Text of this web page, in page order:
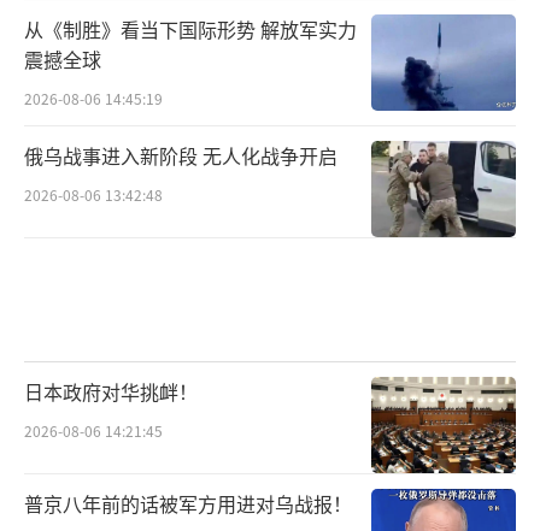
从《制胜》看当下国际形势 解放军实力
震撼全球
2026-08-06 14:45:19
俄乌战事进入新阶段 无人化战争开启
2026-08-06 13:42:48
日本政府对华挑衅！
2026-08-06 14:21:45
普京八年前的话被军方用进对乌战报！